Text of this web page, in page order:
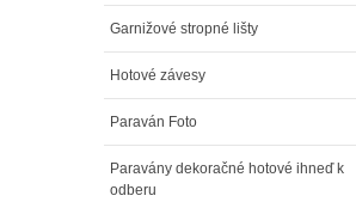
Garnižové stropné lišty
Hotové závesy
Paraván Foto
Paravány dekoračné hotové ihneď k
odberu